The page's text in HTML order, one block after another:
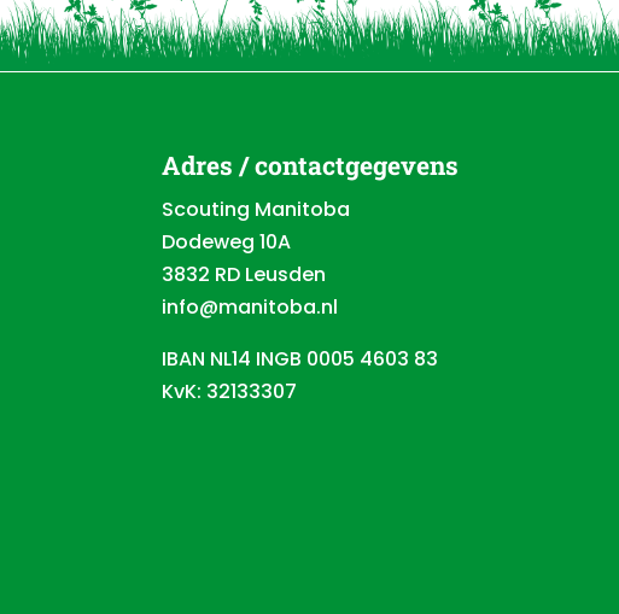
Adres / contactgegevens
Scouting Manitoba
Dodeweg 10A
3832 RD Leusden
info@manitoba.nl
IBAN NL14 INGB 0005 4603 83
KvK: 32133307